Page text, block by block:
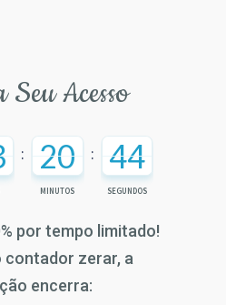
Acesso
: 20
MINUTOS
: 44
SEGUNDOS
por tempo limitado!
contador zerar, a
encerra: